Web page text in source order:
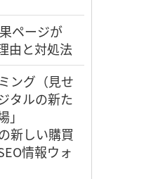
ページが
由と対処法
ング（見せ
タルの新た
新しい購買
情報ウォ